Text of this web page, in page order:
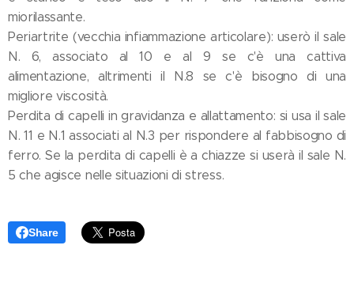
miorilassante.
Periartrite (vecchia infiammazione articolare): userò il sale
N. 6, associato al 10 e al 9 se c'è una cattiva
alimentazione, altrimenti il N.8 se c'è bisogno di una
migliore viscosità.
Perdita di capelli in gravidanza e allattamento: si usa il sale
N. 11 e N.1 associati al N.3 per rispondere al fabbisogno di
ferro. Se la perdita di capelli è a chiazze si userà il sale N.
5 che agisce nelle situazioni di stress.
Share